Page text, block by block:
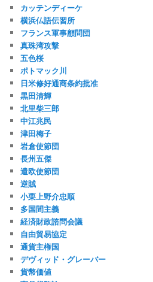
カッテンディーケ
横浜仏語伝習所
フランス軍事顧問団
真珠湾攻撃
五色桜
ポトマック川
日米修好通商条約批准
黒田清輝
北里柴三郎
中江兆民
津田梅子
岩倉使節団
長州五傑
遣欧使節団
逆賊
小栗上野介忠順
多国間主義
経済財政諮問会議
自由貿易協定
通貨主権国
デヴィッド・グレーバー
貨幣価値